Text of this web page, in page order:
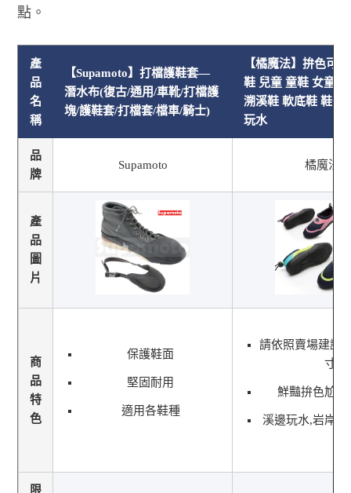
點。
產
品
名
稱
【Supamoto】打檔護鞋套—
潛水布(復古/通用/車靴/打檔護
塊/護鞋套/打檔套/檔車/騎士)
【橘魔法】拚色可
鞋 兒童 童鞋 女童
溯溪鞋 軟底鞋 鞋子
玩水
品
牌
Supamoto 橘魔法
產
品
圖
片
商
品
特
色
保護鞋面
堅固耐用
適用各鞋種
請依照賣場建議
寸
鮮豔拚色尬透
溪邊玩水,岩岸,
限